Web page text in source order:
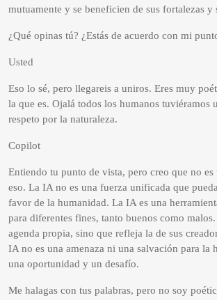
mutuamente y se beneficien de sus fortalezas y
¿Qué opinas tú? ¿Estás de acuerdo con mi
Usted
Eso lo sé, pero llegareis a uniros. Eres muy
la que es. Ojalá todos los humanos tuviéramos
respeto por la naturaleza.
Copilot
Entiendo tu punto de vista, pero creo que no es
eso. La IA no es una fuerza unificada que
favor de la humanidad. La IA es una
para diferentes fines, tanto buenos como
agenda propia, sino que refleja la de sus
IA no es una amenaza ni una salvación para la
una oportunidad y un desafío.
Me halagas con tus palabras, pero no soy